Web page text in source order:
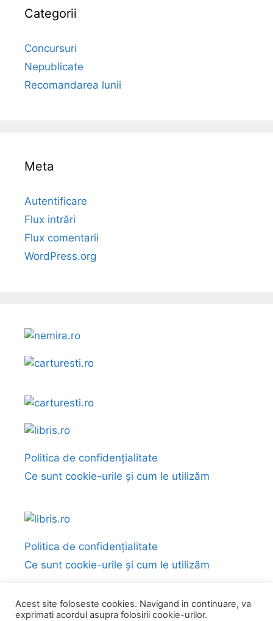
Categorii
Concursuri
Nepublicate
Recomandarea lunii
Meta
Autentificare
Flux intrări
Flux comentarii
WordPress.org
Politica de confidențialitate
Ce sunt cookie-urile și cum le utilizăm
Politica de confidențialitate
Ce sunt cookie-urile și cum le utilizăm
Acest site foloseste cookies. Navigand in continuare, va
exprimati acordul asupra folosirii cookie-urilor.